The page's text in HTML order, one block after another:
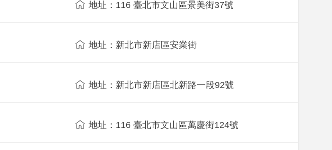
地址：116 臺北市文山區景美街37號
地址：新北市新店區安業街
地址：新北市新店區北新路一段92號
地址：116 臺北市文山區萬慶街124號